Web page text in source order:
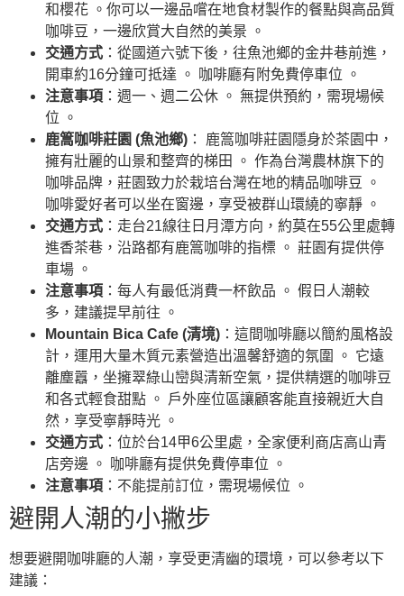
和櫻花 。你可以一邊品嚐在地食材製作的餐點與高品質
咖啡豆，一邊欣賞大自然的美景 。
交通方式 ：從國道六號下後，往魚池鄉的金井巷前進，
開車約16分鐘可抵達 。 咖啡廳有附免費停車位 。
注意事項 ：週一、週二公休 。 無提供預約，需現場候
位 。
鹿篙咖啡莊園 (魚池鄉) ： 鹿篙咖啡莊園隱身於茶園中，
擁有壯麗的山景和整齊的梯田 。 作為台灣農林旗下的
咖啡品牌，莊園致力於栽培台灣在地的精品咖啡豆 。
咖啡愛好者可以坐在窗邊，享受被群山環繞的寧靜 。
交通方式 ：走台21線往日月潭方向，約莫在55公里處轉
進香茶巷，沿路都有鹿篙咖啡的指標 。 莊園有提供停
車場 。
注意事項 ：每人有最低消費一杯飲品 。 假日人潮較
多，建議提早前往 。
Mountain Bica Cafe (清境) ：這間咖啡廳以簡約風格設
計，運用大量木質元素營造出溫馨舒適的氛圍 。 它遠
離塵囂，坐擁翠綠山巒與清新空氣，提供精選的咖啡豆
和各式輕食甜點 。 戶外座位區讓顧客能直接親近大自
然，享受寧靜時光 。
交通方式 ：位於台14甲6公里處，全家便利商店高山青
店旁邊 。 咖啡廳有提供免費停車位 。
注意事項 ：不能提前訂位，需現場候位 。
避開人潮的小撇步
想要避開咖啡廳的人潮，享受更清幽的環境，可以參考以下
建議：